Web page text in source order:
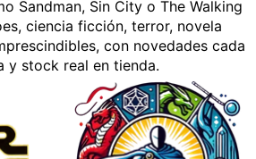
Sandman, Sin City o The Walking
ciencia ficción, terror, novela
con novedades cada
y stock real en tienda.